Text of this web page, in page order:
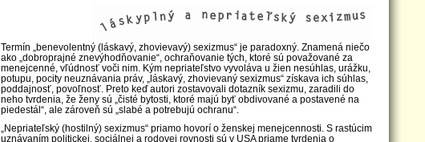
Termín „benevolentný (láskavý, zhovievavý) sexizmus“ je paradoxný. Znamená niečo
ako „dobroprajné znevýhodňovanie“, ochraňovanie tých, ktoré sú považované za
menejcenné, vľúdnosť voči nim. Kým nepriateľstvo vyvoláva u žien nesúhlas, urážku,
potupu, pocity neuznávania práv, „láskavý, zhovievaný sexizmus“ získava ich súhlas,
poddajnosť, povoľnosť. Preto keď autori zostavovali dotazník sexizmu, zaradili do
neho tvrdenia, že ženy sú „čisté bytosti, ktoré majú byť obdivované a postavené na
piedestál“, ale zároveň sú „slabé a potrebujú ochranu“.
„Nepriateľský (hostilný) sexizmus“ priamo hovorí o ženskej menejcennosti. S rastúcim
uznávaním politickej, sociálnej a rodovej rovnosti sú v USA priame tvrdenia o